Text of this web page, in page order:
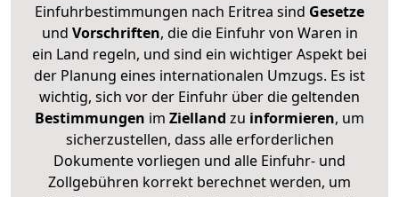
Einfuhrbestimmungen nach Eritrea sind Gesetze
und Vorschriften, die die Einfuhr von Waren in
ein Land regeln, und sind ein wichtiger Aspekt bei
der Planung eines internationalen Umzugs. Es ist
wichtig, sich vor der Einfuhr über die geltenden
Bestimmungen im Zielland zu informieren, um
sicherzustellen, dass alle erforderlichen
Dokumente vorliegen und alle Einfuhr- und
Zollgebühren korrekt berechnet werden, um